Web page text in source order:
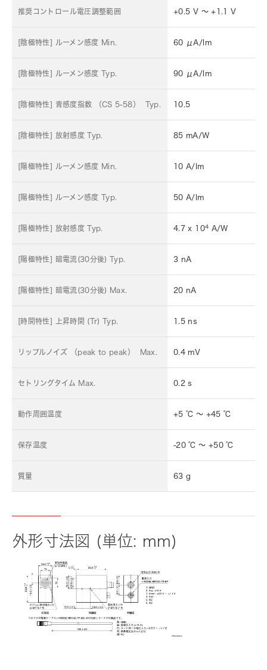
推奨コントロール電圧調整範囲 +0.5 V ～ +1.1 V
[陰極特性] ルーメン感度 Min. 60 μA/lm
[陰極特性] ルーメン感度 Typ. 90 μA/lm
[陰極特性] 青感度指数 （CS 5-58） Typ. 10.5
[陰極特性] 放射感度 Typ. 85 mA/W
[陽極特性] ルーメン感度 Min. 10 A/lm
[陽極特性] ルーメン感度 Typ. 50 A/lm
[陽極特性] 放射感度 Typ. 4.7 x 104 A/W
[陽極特性] 暗電流(30分後) Typ. 3 nA
[陽極特性] 暗電流(30分後) Max. 20 nA
[時間特性] 上昇時間 (Tr) Typ. 1.5 ns
リップルノイズ （peak to peak） Max. 0.4 mV
セトリングタイム Max. 0.2 s
動作周囲温度 +5 ℃ ～ +45 ℃
保存温度 -20 ℃ ～ +50 ℃
質量 63 g
外形寸法図 (単位: mm)